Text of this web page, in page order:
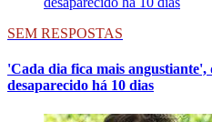
SEM RESPOSTAS
'Cada dia fica mais angustiante',
desaparecido há 10 dias